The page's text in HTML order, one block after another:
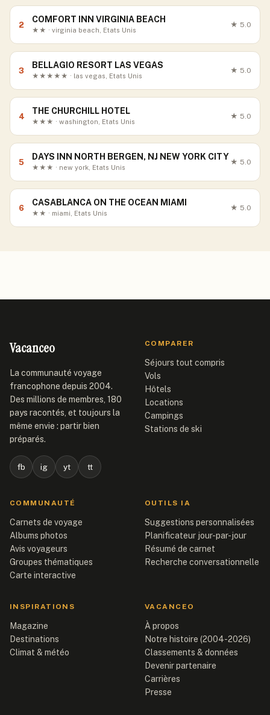
2
COMFORT INN VIRGINIA BEACH
★★ · virginia beach, Etats Unis
★ 5.0
3
BELLAGIO RESORT LAS VEGAS
★★★★★ · las vegas, Etats Unis
★ 5.0
4
THE CHURCHILL HOTEL
★★★ · washington, Etats Unis
★ 5.0
5
DAYS INN NORTH BERGEN, NJ NEW YORK CITY
★★★ · new york, Etats Unis
★ 5.0
6
CASABLANCA ON THE OCEAN MIAMI
★★ · miami, Etats Unis
★ 5.0
Vacanceo
La communauté voyage
francophone depuis 2004.
Des millions de membres, 180
pays racontés, et toujours la
même envie : partir bien
préparés.
fb ig yt tt
COMPARER
Séjours tout compris
Vols
Hôtels
Locations
Campings
Stations de ski
COMMUNAUTÉ
Carnets de voyage
Albums photos
Avis voyageurs
Groupes thématiques
Carte interactive
OUTILS IA
Suggestions personnalisées
Planificateur jour-par-jour
Résumé de carnet
Recherche conversationnelle
INSPIRATIONS
Magazine
Destinations
Climat & météo
VACANCEO
À propos
Notre histoire (2004-2026)
Classements & données
Devenir partenaire
Carrières
Presse